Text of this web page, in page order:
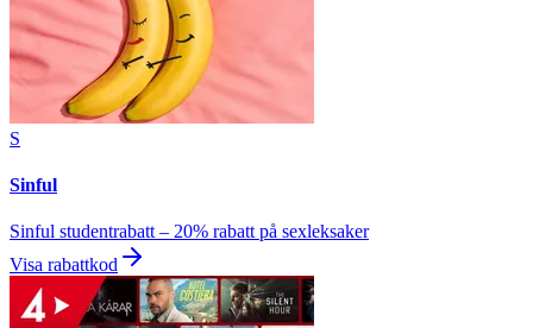
S
Sinful
Sinful studentrabatt – 20% rabatt på sexleksaker
Visa rabattkod